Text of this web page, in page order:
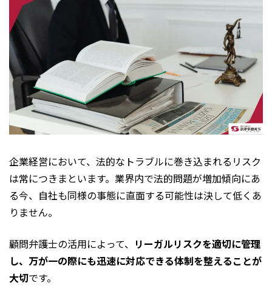
企業経営において、法的なトラブルに巻き込まれるリスク
は常につきまといます。業界内で法的問題が増加傾向にあ
る今、自社も同様の事態に直面する可能性は決して低くあ
りません。
顧問弁護士の活用によって、 リーガルリスクを適切に管理
し、万が一の際にも迅速に対応できる体制を整えることが
大切です。